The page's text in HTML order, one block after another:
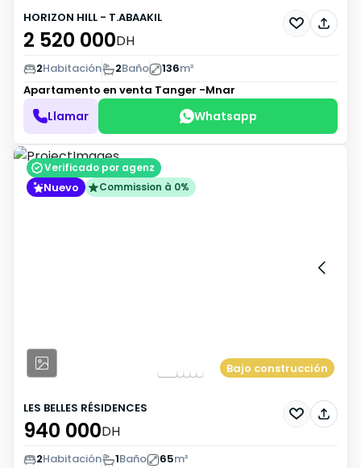
HORIZON HILL - T.ABAAKIL
2 520 000DH
2Habitación 2Baño 136m²
Apartamento en venta Tanger -Mnar
Llamar Whatsapp
Verificado por agenz
Nuevo Commission à 0%
Bajo construcción
LES BELLES RÉSIDENCES
940 000DH
2Habitación 1Baño 65m²